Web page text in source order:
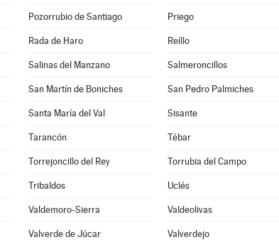
Pozorrubio de Santiago Priego
Rada de Haro Reíllo
Salinas del Manzano Salmeroncillos
San Martín de Boniches San Pedro Palmiches
Santa María del Val Sisante
Tarancón Tébar
Torrejoncillo del Rey Torrubia del Campo
Tribaldos Uclés
Valdemoro-Sierra Valdeolivas
Valverde de Júcar Valverdejo